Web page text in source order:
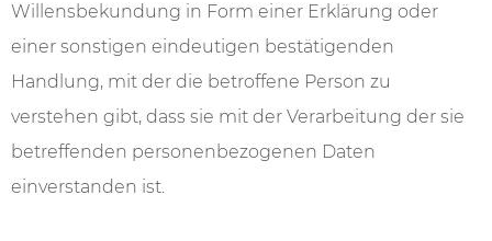
Willensbekundung in Form einer Erklärung oder
einer sonstigen eindeutigen bestätigenden
Handlung, mit der die betroffene Person zu
verstehen gibt, dass sie mit der Verarbeitung der sie
betreffenden personenbezogenen Daten
einverstanden ist.